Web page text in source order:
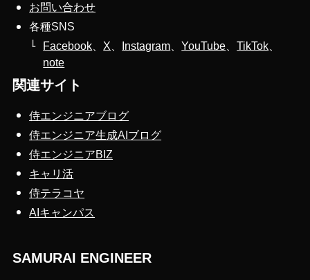
お問い合わせ
各種SNS
Facebook
X Instagram 、YouTube 、TikTok
note
関連サイト
侍エンジニアブログ
侍エンジニア生成AIブログ
侍エンジニアBIZ
キャリ活
侍テラコヤ
AIキャンパス
SAMURAI ENGINEER